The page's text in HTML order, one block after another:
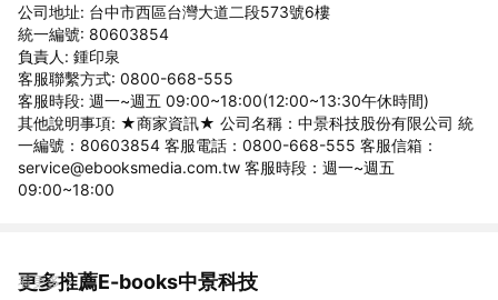
公司地址: 台中市西區台灣大道二段573號6樓
統一編號: 80603854
負責人: 鍾印泉
客服聯繫方式: 0800-668-555
客服時段: 週一~週五 09:00~18:00(12:00~13:30午休時間)
其他說明事項: ★商家資訊★ 公司名稱：中景科技股份有限公司 統
一編號：80603854 客服電話：0800-668-555 客服信箱：
service@ebooksmedia.com.tw 客服時段：週一~週五
09:00~18:00
更多推薦E-books中景科技
看更多